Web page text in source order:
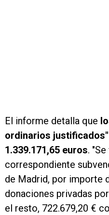
El informe detalla que
ordinarios
1.339.171,65 euros.
correspondiente
de Madrid, por importe
donaciones privadas
el resto, 722.679,20 €